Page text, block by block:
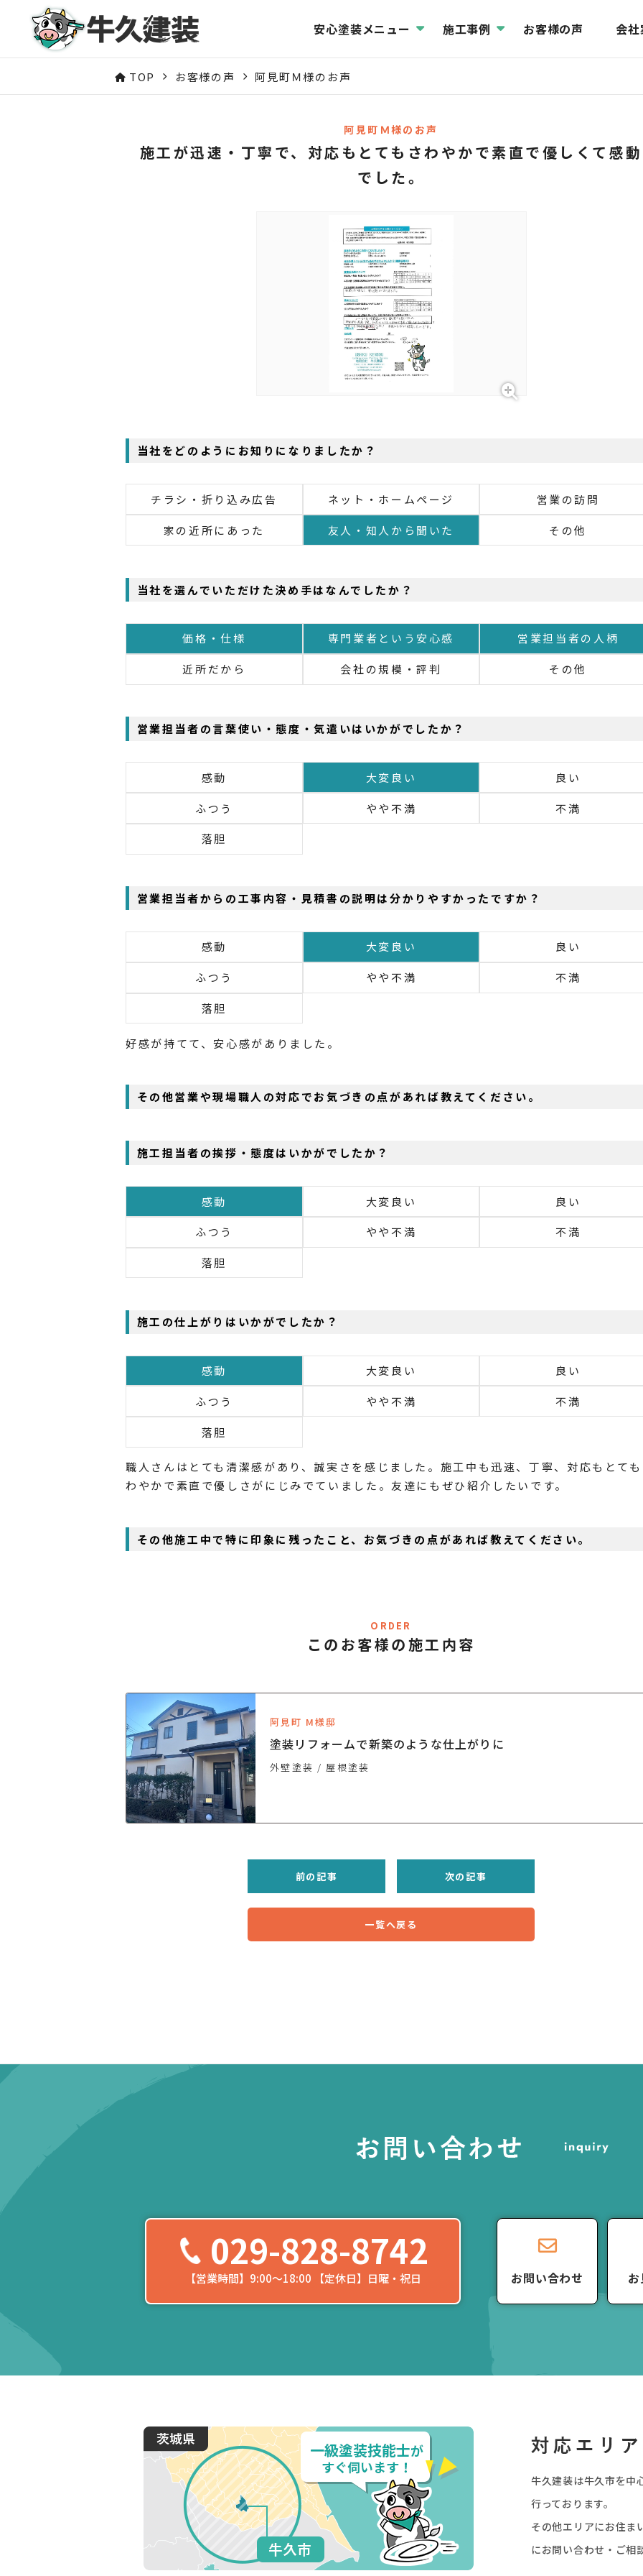
安心塗装メニュー 施工事例 お客様の声 会
TOP お客様の声 阿見町Ｍ様のお声
阿見町Ｍ様のお声
施工が迅速・丁寧で、対応もとてもさわやかで素直で優しくて感動
でした。
当社をどのようにお知りになりましたか？
チラシ・折り込み広告 ネット・ホームページ 営業の訪問
家の近所にあった 友人・知人から聞いた その他
当社を選んでいただけた決め手はなんでしたか？
価格・仕様 専門業者という安心感 営業担当者の人柄
近所だから 会社の規模・評判 その他
営業担当者の言葉使い・態度・気遣いはいかがでしたか？
感動 大変良い 良い
ふつう やや不満 不満
落胆
営業担当者からの工事内容・見積書の説明は分かりやすかったですか？
感動 大変良い 良い
ふつう やや不満 不満
落胆
好感が持てて、安心感がありました。
その他営業や現場職人の対応でお気づきの点があれば教えてください。
施工担当者の挨拶・態度はいかがでしたか？
感動 大変良い 良い
ふつう やや不満 不満
落胆
施工の仕上がりはいかがでしたか？
感動 大変良い 良い
ふつう やや不満 不満
落胆
職人さんはとても清潔感があり、誠実さを感じました。施工中も迅速、丁寧、対応もとて
わやかで素直で優しさがにじみでていました。友達にもぜひ紹介したいです。
その他施工中で特に印象に残ったこと、お気づきの点があれば教えてください。
ORDER
このお客様の施工内容
阿見町 M様邸
塗装リフォームで新築のような仕上がりに
外壁塗装 屋根塗装
前の記事 次の記事
一覧へ戻る
029-828-8742
【営業時間】9:00〜18:00 【定休日】日曜・祝日 お問い合わせ
牛久建装は牛久市を中
行っております。
その他エリアにお住ま
にお問い合わせ・ご相